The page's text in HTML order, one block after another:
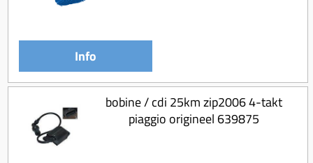
Info
bobine / cdi 25km zip2006 4-takt
piaggio origineel 639875